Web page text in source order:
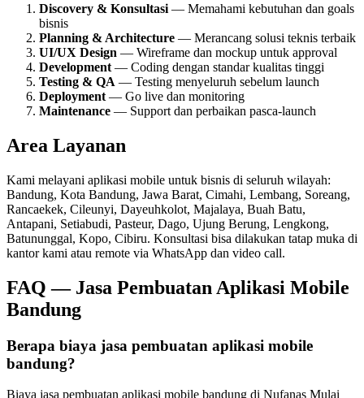
Discovery & Konsultasi — Memahami kebutuhan dan goals
bisnis
Planning & Architecture — Merancang solusi teknis terbaik
UI/UX Design — Wireframe dan mockup untuk approval
Development — Coding dengan standar kualitas tinggi
Testing & QA — Testing menyeluruh sebelum launch
Deployment — Go live dan monitoring
Maintenance — Support dan perbaikan pasca-launch
Area Layanan
Kami melayani aplikasi mobile untuk bisnis di seluruh wilayah:
Bandung, Kota Bandung, Jawa Barat, Cimahi, Lembang, Soreang,
Rancaekek, Cileunyi, Dayeuhkolot, Majalaya, Buah Batu,
Antapani, Setiabudi, Pasteur, Dago, Ujung Berung, Lengkong,
Batununggal, Kopo, Cibiru. Konsultasi bisa dilakukan tatap muka di
kantor kami atau remote via WhatsApp dan video call.
FAQ — Jasa Pembuatan Aplikasi Mobile
Bandung
Berapa biaya jasa pembuatan aplikasi mobile
bandung?
Biaya jasa pembuatan aplikasi mobile bandung di Nufanas Mulai